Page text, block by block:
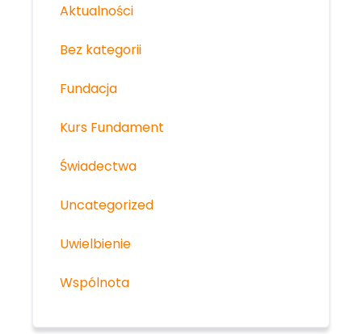
Aktualności
Bez kategorii
Fundacja
Kurs Fundament
Świadectwa
Uncategorized
Uwielbienie
Wspólnota